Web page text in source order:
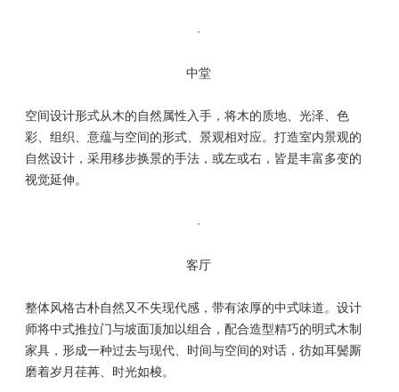
中堂
空间设计形式从木的自然属性入手，将木的质地、光泽、色
彩、组织、意蕴与空间的形式、景观相对应。打造室内景观的
自然设计，采用移步换景的手法，或左或右，皆是丰富多变的
视觉延伸。
客厅
整体风格古朴自然又不失现代感，带有浓厚的中式味道。设计
师将中式推拉门与坡面顶加以组合，配合造型精巧的明式木制
家具，形成一种过去与现代、时间与空间的对话，彷如耳鬓厮
磨着岁月荏苒、时光如梭。